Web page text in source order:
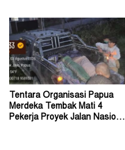
Tentara Organisasi Papua
Merdeka Tembak Mati 4
Pekerja Proyek Jalan Nasional